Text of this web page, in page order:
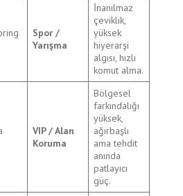
Spor /
Yarışma
İnanılmaz
çeviklik,
yüksek
hiyerarşi
algısı, hızlı
komut alma.
VIP / Alan
Koruma
Bölgesel
farkındalığı
yüksek,
ağırbaşlı
ama tehdit
anında
patlayıcı
güç.